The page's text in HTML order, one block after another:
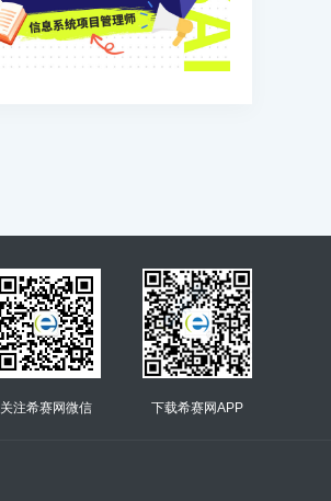
关注希赛网微信 下载希赛网APP